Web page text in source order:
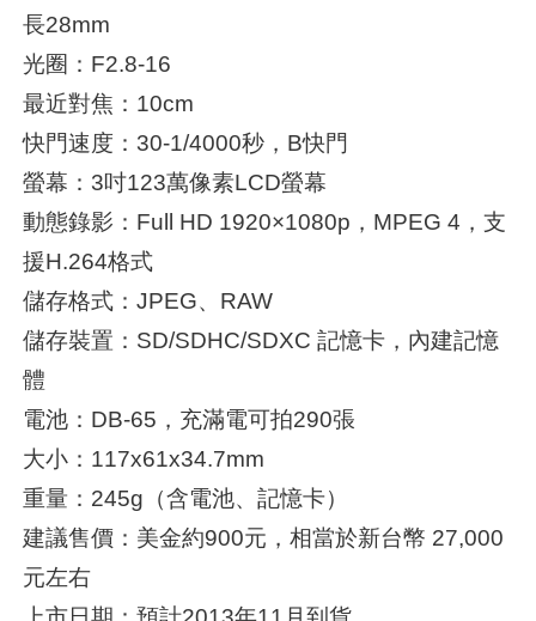
長28mm
光圈：F2.8-16
最近對焦：10cm
快門速度：30-1/4000秒，B快門
螢幕：3吋123萬像素LCD螢幕
動態錄影：Full HD 1920×1080p，MPEG 4，支
援H.264格式
儲存格式：JPEG、RAW
儲存裝置：SD/SDHC/SDXC 記憶卡，內建記憶
體
電池：DB-65，充滿電可拍290張
大小：117x61x34.7mm
重量：245g（含電池、記憶卡）
建議售價：美金約900元，相當於新台幣 27,000
元左右